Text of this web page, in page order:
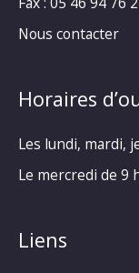
Nous contacter
Horaires
Les lundi, mardi,
Le mercredi de 9
Liens